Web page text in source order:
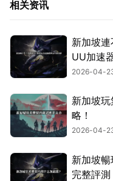
相关资讯
新加坡
UU加速
2026-04-
新加坡
略！
2026-04-
新加坡
完整評測